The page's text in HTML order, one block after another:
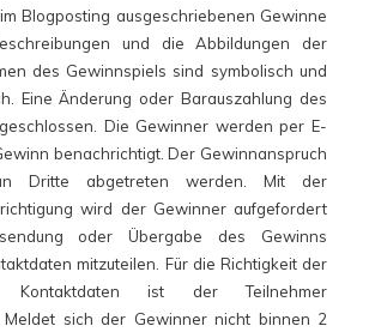
Blogposting ausgeschriebenen Gewinne
und die Abbildungen der
des Gewinnspiels sind symbolisch und
Eine Änderung oder Barauszahlung des
Die Gewinner werden per E-
benachrichtigt. Der Gewinnanspruch
Dritte abgetreten werden. Mit der
wird der Gewinner aufgefordert
oder Übergabe des Gewinns
mitzuteilen. Für die Richtigkeit der
Kontaktdaten ist der Teilnehmer
Meldet sich der Gewinner nicht binnen 2